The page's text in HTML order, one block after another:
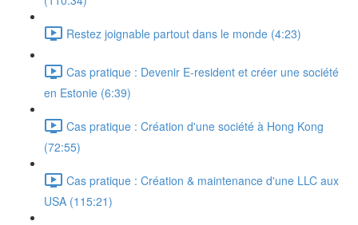
Restez joignable partout dans le monde (4:23)
Cas pratique : Devenir E-resident et créer une société
en Estonie (6:39)
Cas pratique : Création d'une société à Hong Kong
(72:55)
Cas pratique : Création & maintenance d'une LLC aux
USA (115:21)